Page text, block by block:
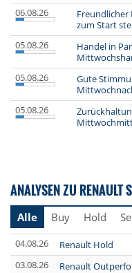
06.08.26
Freundlicher
zum Start
05.08.26
Handel in
05.08.26
Gute
05.08.26
ANALYSEN ZU RENAULT
Alle Buy Hold
04.08.26 Renault Hold
03.08.26
Renault